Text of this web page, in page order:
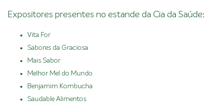
Expositores presentes no estande da Cia da Saúde:
Vita For
Sabores da Graciosa
Mais Sabor
Melhor Mel do Mundo
Benjamim Kombucha
Saudable Alimentos